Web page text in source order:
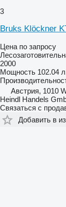
3
Bruks Klöckner
Цена по запросу
2000
Мощность 102.04
Австрия, 1010
Heindl Handels
Связаться с
Добавить в